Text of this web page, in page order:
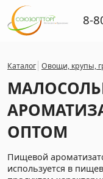
Каталог Овощи, крупы,
ОПТОМ
Пищевой
используется в
8-